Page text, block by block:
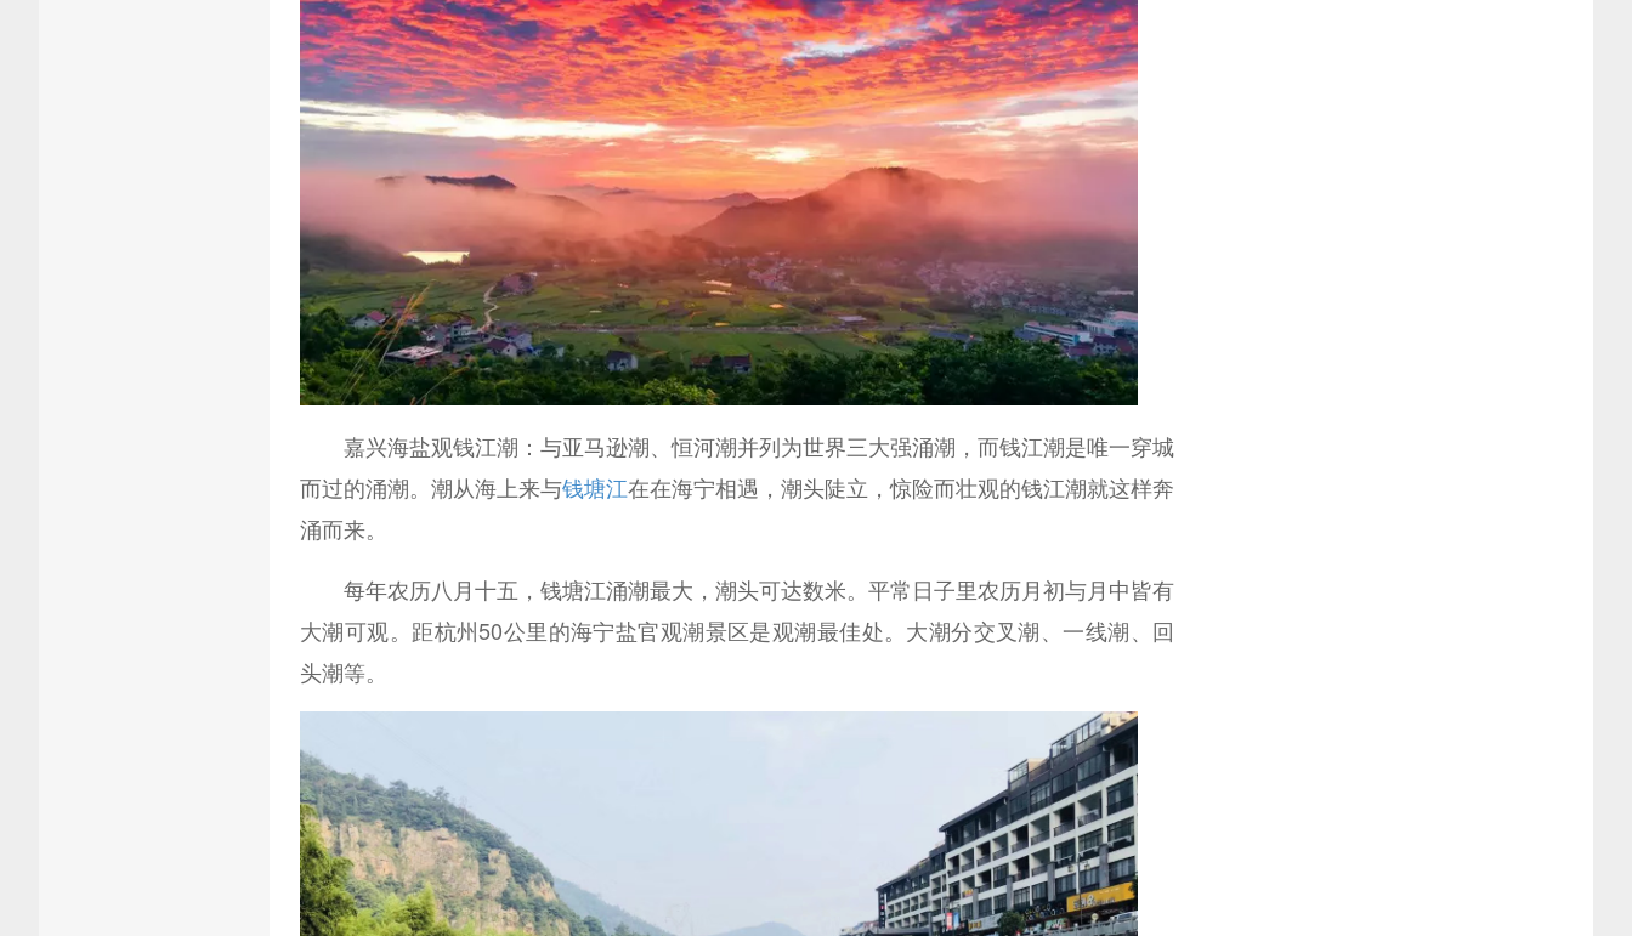
嘉兴海盐观钱江潮：与亚马逊潮、恒河潮并列为世界三大强涌潮，而钱江潮是唯一穿城
而过的涌潮。潮从海上来与钱塘江在在海宁相遇，潮头陡立，惊险而壮观的钱江潮就这样奔
涌而来。
每年农历八月十五，钱塘江涌潮最大，潮头可达数米。平常日子里农历月初与月中皆有
大潮可观。距杭州50公里的海宁盐官观潮景区是观潮最佳处。大潮分交叉潮、一线潮、回
头潮等。